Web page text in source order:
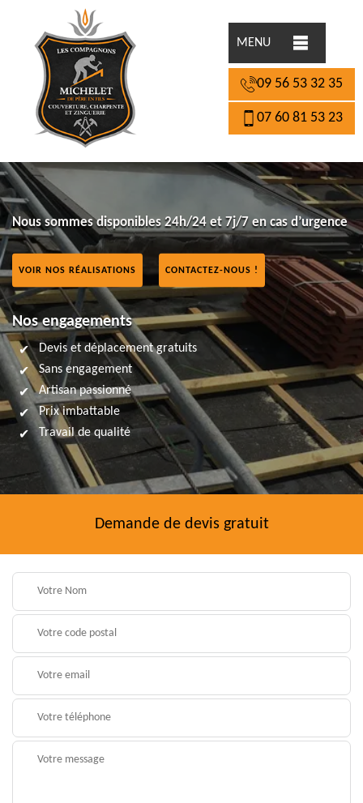
MENU
09 56 53 32 35
07 60 81 53 23
Nous sommes disponibles 24h/24 et 7j/7 en cas d’urgence
VOIR NOS RÉALISATIONS CONTACTEZ-NOUS !
Nos engagements
Devis et déplacement gratuits
Sans engagement
Artisan passionné
Prix imbattable
Travail de qualité
Demande de devis gratuit